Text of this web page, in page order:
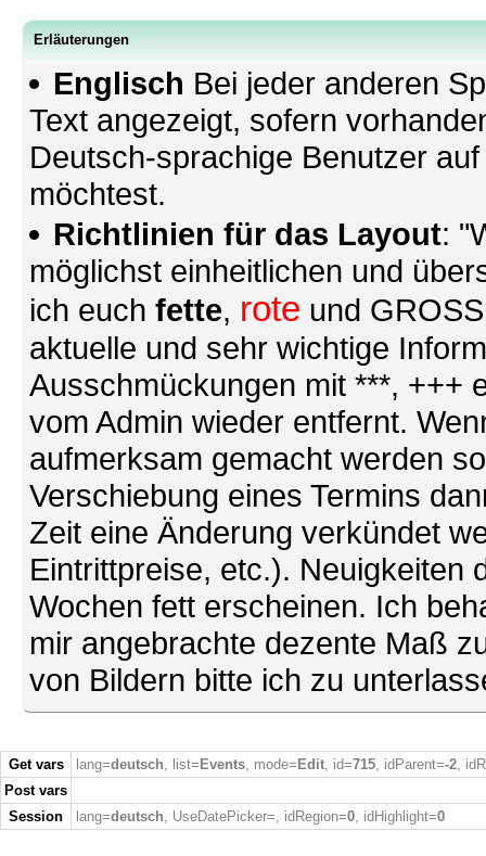
Erläuterungen
Englisch Bei jeder anderen
Text angezeigt, sofern
Deutsch-sprachige Benutzer
möchtest.
Richtlinien für das Layout:
möglichst einheitlichen und
ich euch fette, rote und
aktuelle und sehr wichtige
Ausschmückungen mit ***, +++
vom Admin wieder entfernt.
aufmerksam gemacht werden
Verschiebung eines Termins
Zeit eine Änderung verkündet
Eintrittpreise, etc.). Neuigkeiten
Wochen fett erscheinen. Ich
mir angebrachte dezente Maß
von Bildern bitte ich zu
Get vars lang=deutsch, list= Events, mode= Edit, id=715, idParent=-2,
Post vars
Session
lang=deutsch, UseDatePicker=, idRegion=0, idHighlight=0